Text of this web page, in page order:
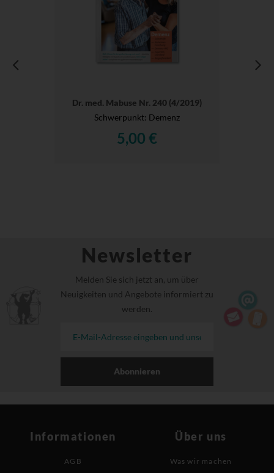
Dr. med. Mabuse Nr. 240 (4/2019)
Schwerpunkt: Demenz
5,00 €
Newsletter
Melden Sie sich jetzt an, um über
Neuigkeiten und Angebote informiert zu
werden.
Abonnieren
Informationen
AGB
Über uns
Was wir machen